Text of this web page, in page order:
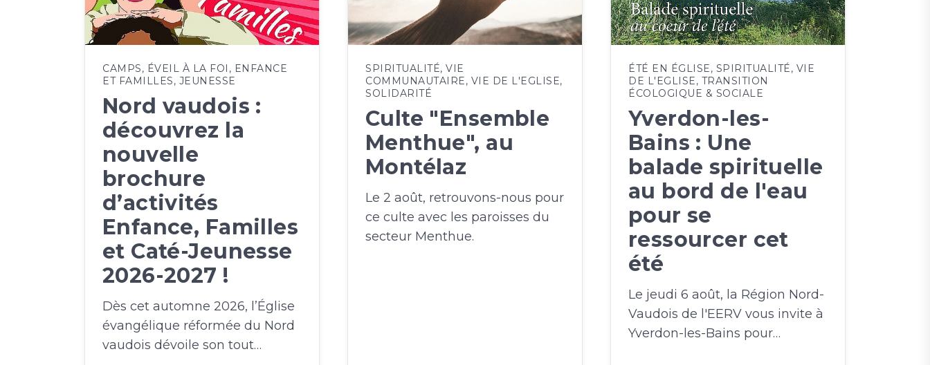
CAMPS ÉVEIL À LA FOI
ENFANCE
ET FAMILLES,JEUNESSE
Nord vaudois :
découvrez la
nouvelle
brochure
d’activités
Enfance, Familles
et Caté-Jeunesse
2026-2027 !
Dès cet automne 2026, l’Église
évangélique réformée du Nord
vaudois dévoile son tout…
SPIRITUALITÉ VIE
COMMUNAUTAIRE VIE DE L'EGLISE
SOLIDARITÉ
Culte "Ensemble
Menthue", au
Montélaz
Le 2 août, retrouvons-nous pour
ce culte avec les paroisses du
secteur Menthue.
ÉTÉ EN ÉGLISE SPIRITUALITÉ VIE
DE L'EGLISE,TRANSITION
ÉCOLOGIQUE & SOCIALE
Yverdon-les-
Bains : Une
balade spirituelle
au bord de l'eau
pour se
ressourcer cet
été
Le jeudi 6 août, la Région Nord-
Vaudois de l'EERV vous invite à
Yverdon-les-Bains pour…